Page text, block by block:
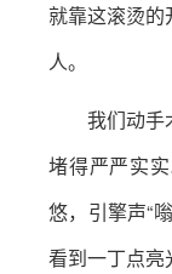
就靠这滚烫的
人。
我们动手
堵得严严实
悠，引擎声“
看到一丁点亮